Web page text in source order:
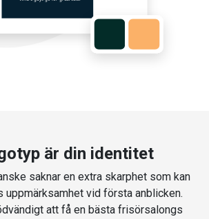
är din identitet
saknar en extra skarphet som kan
uppmärksamhet vid första anblicken.
att få en bästa frisörsalongs